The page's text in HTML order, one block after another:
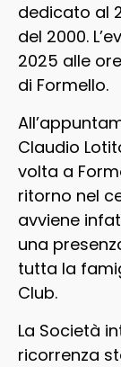
dedicato al
del 2000.
2025 alle
di Formello.
Claudio
volta a
ritorno nel
avviene
una
tutta la
Club.
La Società
ricorrenza